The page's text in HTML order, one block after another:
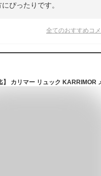
ぴったりです。
全てのおすすめコメ